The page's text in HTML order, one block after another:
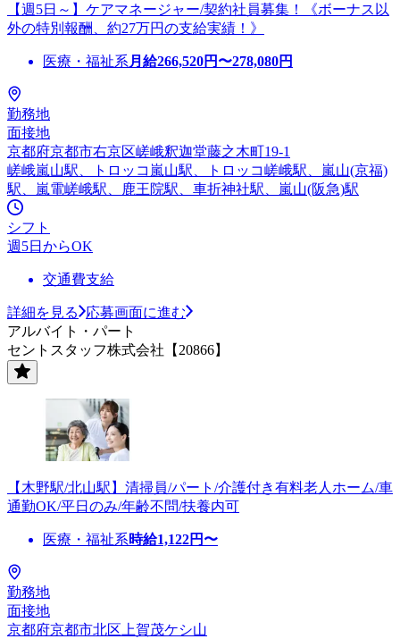
【週5日～】ケアマネージャー/契約社員募集！《ボーナス以
外の特別報酬、約27万円の支給実績！》
医療・福祉系 月給266,520円〜278,080円
勤務地
面接地
京都府京都市右京区嵯峨釈迦堂藤之木町19-1
嵯峨嵐山駅、トロッコ嵐山駅、トロッコ嵯峨駅、嵐山(京福)
駅、嵐電嵯峨駅、鹿王院駅、車折神社駅、嵐山(阪急)駅
シフト
週5日からOK
交通費支給
詳細を見る
応募画面に進む
アルバイト・パート
セントスタッフ株式会社【20866】
【木野駅/北山駅】清掃員/パート/介護付き有料老人ホーム/車
通勤OK/平日のみ/年齢不問/扶養内可
医療・福祉系時給1,122円〜
勤務地
面接地
京都府京都市北区上賀茂ケシ山